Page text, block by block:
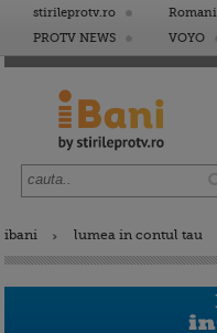
stirileprotv.ro
PROTV NEWS
VOYO
ibani lumea in contul tau